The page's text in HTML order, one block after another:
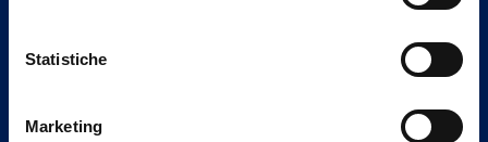
Statistiche
Marketing
20149 Milano